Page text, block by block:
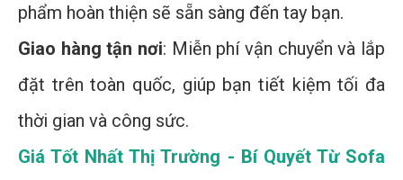
phẩm hoàn thiện sẽ sẵn sàng đến tay bạn.
Giao hàng tận nơi: Miễn phí vận chuyển và lắp
đặt trên toàn quốc, giúp bạn tiết kiệm tối đa
thời gian và công sức.
Giá Tốt Nhất Thị Trường - Bí Quyết Từ Sofa